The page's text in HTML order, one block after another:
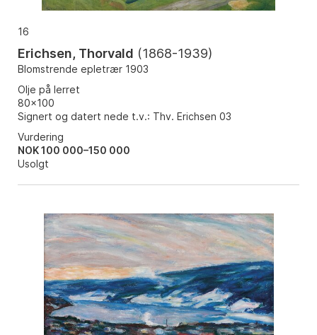
16
Erichsen, Thorvald (1868-1939)
Blomstrende epletrær 1903
Olje på lerret
80x100
Signert og datert nede t.v.: Thv. Erichsen 03
Vurdering
NOK 100 000–150 000
Usolgt